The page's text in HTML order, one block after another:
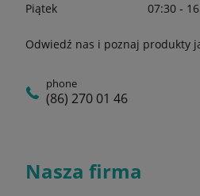
Piątek
07:30 -
Odwiedź nas i poznaj produkty
phone
(86) 270 01 46
Nasza firma